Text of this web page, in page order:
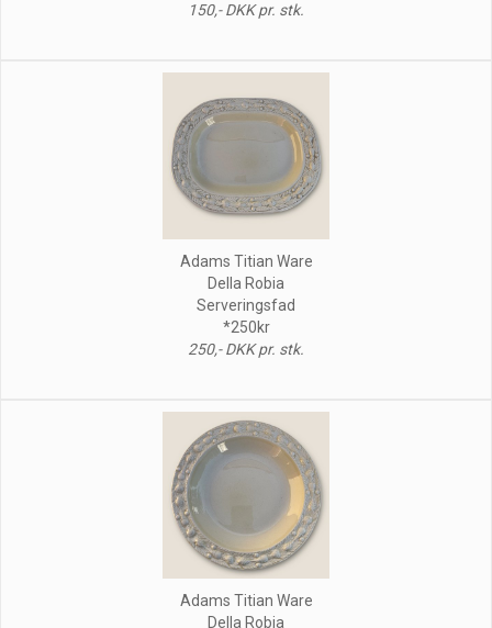
150,- DKK pr. stk.
Adams Titian Ware
Della Robia
Serveringsfad
*250kr
250,- DKK pr. stk.
Adams Titian Ware
Della Robia